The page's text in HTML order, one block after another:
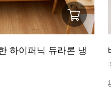
하이퍼닉 듀라론 냉